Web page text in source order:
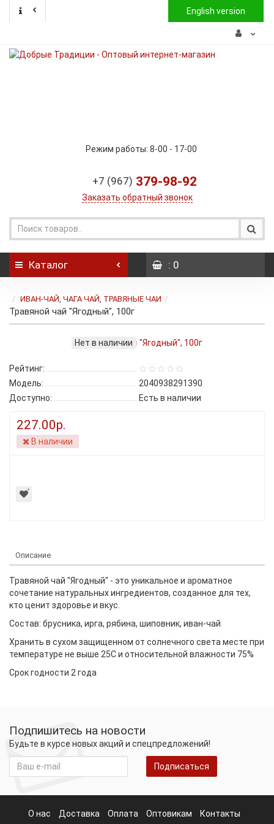
English version
Режим работы: 8-00 - 17-00
+7 (967) 379-98-92
Заказать обратный звонок
Каталог : 0
ИВАН-ЧАЙ, ЧАГА ЧАЙ, ТРАВЯНЫЕ ЧАИ
Травяной чай "Ягодный", 100г
Нет в наличии
Рейтинг:
Модель:
2040938291390
Доступно:
Есть в наличии
227.00р.
В наличии
Описание
Травяной чай "Ягодный" - это уникальное и ароматное
сочетание натуральных ингредиентов, созданное для тех,
кто ценит здоровье и вкус.
Состав: брусника, ирга, рябина, шиповник, иван-чай
Хранить в сухом защищенном от солнечного света месте при
температуре не выше 25С и относительной влажности 75%
Срок годности 2 года
Подпишитесь на новости
Будьте в курсе новых акций и спецпредложений!
Подписаться
О нас Доставка Оплата Оптовикам Контакты